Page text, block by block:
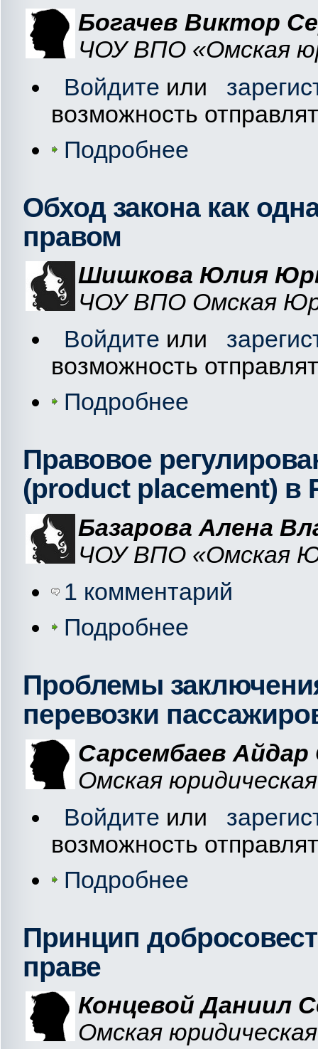
Богачев Виктор
ЧОУ ВПО «Омская
Войдите или
возможность
Подробнее
Обход закона как
правом
Шишкова Юлия
ЧОУ ВПО Омская
Войдите или
возможность
Подробнее
Правовое
(product placement) в
Базарова Алена
ЧОУ ВПО «Омская
1 комментарий
Подробнее
Проблемы
перевозки
Сарсембаев Айдар
Омская
Войдите или
возможность
Подробнее
Принцип
праве
Концевой Даниил
Омская